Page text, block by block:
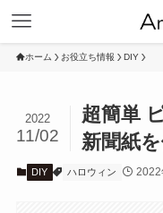
ホーム お役立ち情報 DIY
超簡単
新聞紙
2022
11/02
DIY ハロウィン 2022